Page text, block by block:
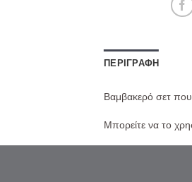
ΠΕΡΙΓΡΑΦΉ
Βαμβακερό σετ που
Μπορείτε να το